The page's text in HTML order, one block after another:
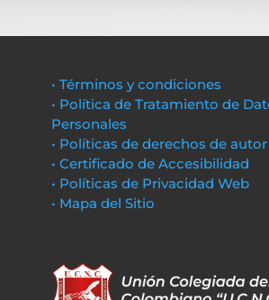
• Términos y condiciones
• Política de Tratamiento de
Personales
• Políticas de derechos de autor
• Certificado de Accesibilidad
• Políticas de Privacidad Web
• Mapa del Sitio